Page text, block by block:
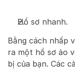
Hồ sơ nhanh.
Bằng cách nhấp
ra một hồ sơ ảo
bị của bạn. Các